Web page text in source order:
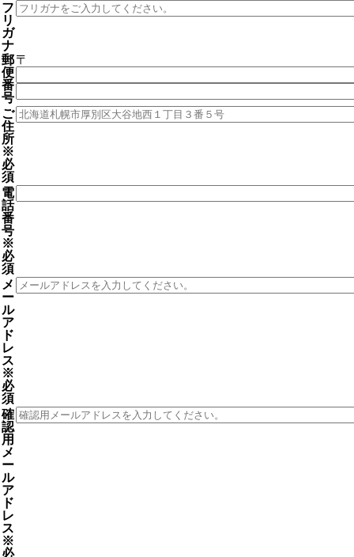
フ
リ
ガ
ナ
郵
便
番
号
〒
ご
住
所
※
必
須
電
話
番
号
※
必
須
メ
ー
ル
ア
ド
レ
ス
※
必
須
確
認
用
メ
ー
ル
ア
ド
レ
ス
※
必